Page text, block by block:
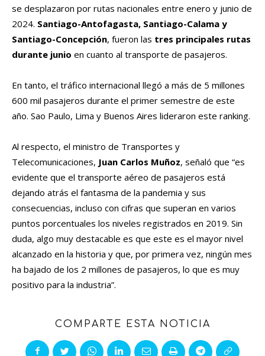
se desplazaron por rutas nacionales entre enero y junio de
2024. Santiago-Antofagasta, Santiago-Calama y
Santiago-Concepción, fueron las tres principales rutas
durante junio en cuanto al transporte de pasajeros.
En tanto, el tráfico internacional llegó a más de 5 millones
600 mil pasajeros durante el primer semestre de este
año. Sao Paulo, Lima y Buenos Aires lideraron este ranking.
Al respecto, el ministro de Transportes y
Telecomunicaciones, Juan Carlos Muñoz, señaló que “es
evidente que el transporte aéreo de pasajeros está
dejando atrás el fantasma de la pandemia y sus
consecuencias, incluso con cifras que superan en varios
puntos porcentuales los niveles registrados en 2019. Sin
duda, algo muy destacable es que este es el mayor nivel
alcanzado en la historia y que, por primera vez, ningún mes
ha bajado de los 2 millones de pasajeros, lo que es muy
positivo para la industria”.
COMPARTE ESTA NOTICIA